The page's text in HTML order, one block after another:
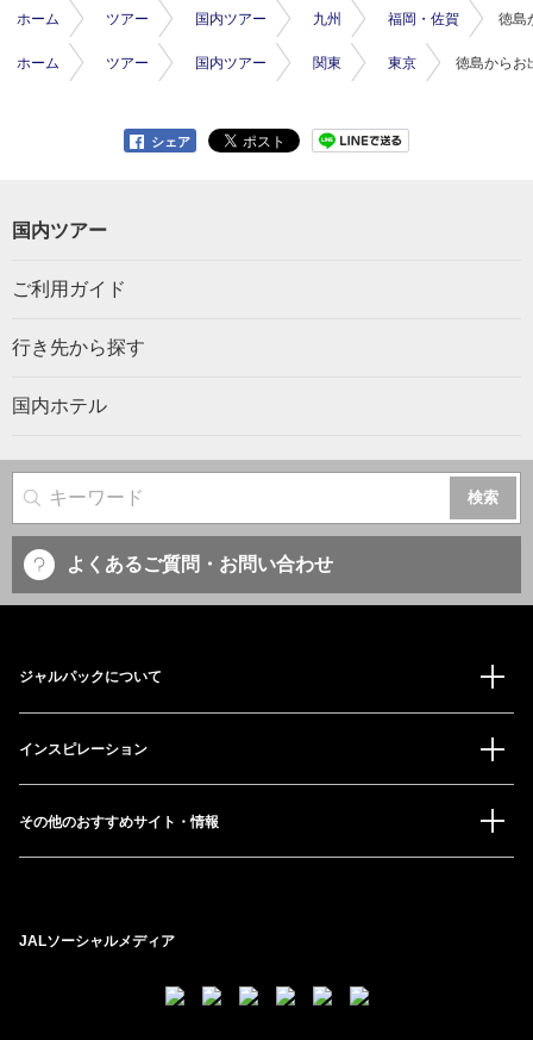
ホーム ツアー 国内ツアー 九州 福岡・佐賀 徳島
ホーム ツアー 国内ツアー 関東 東京 徳島からお
シェア
国内ツアー
ご利用ガイド
行き先から探す
国内ホテル
サイト内検索
よくあるご質問・お問い合わせ
ジャルパックについて
インスピレーション
その他のおすすめサイト・情報
JALソーシャルメディア